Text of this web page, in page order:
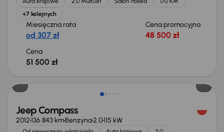
+7 kolejnych
Miesięczna rata
od 307 zł
Cena promocyjna
48 500 zł
Cena
51 500 zł
Jeep Compass
2012136 843 kmBenzyna2.0115 kW